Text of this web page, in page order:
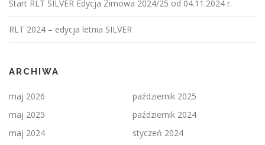
Start RLT SILVER Edycja Zimowa 2024/25 od 04.11.2024 r.
RLT 2024 – edycja letnia SILVER
ARCHIWA
maj 2026
październik 2025
maj 2025
październik 2024
maj 2024
styczeń 2024